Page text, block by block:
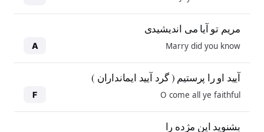
مریم تو آیا می اندیشیدی
Marry did you know
A
آیید او را پرستیم ( گرد آیید ایمانداران )
O come all ye faithful
F
بشنوید این مژده را